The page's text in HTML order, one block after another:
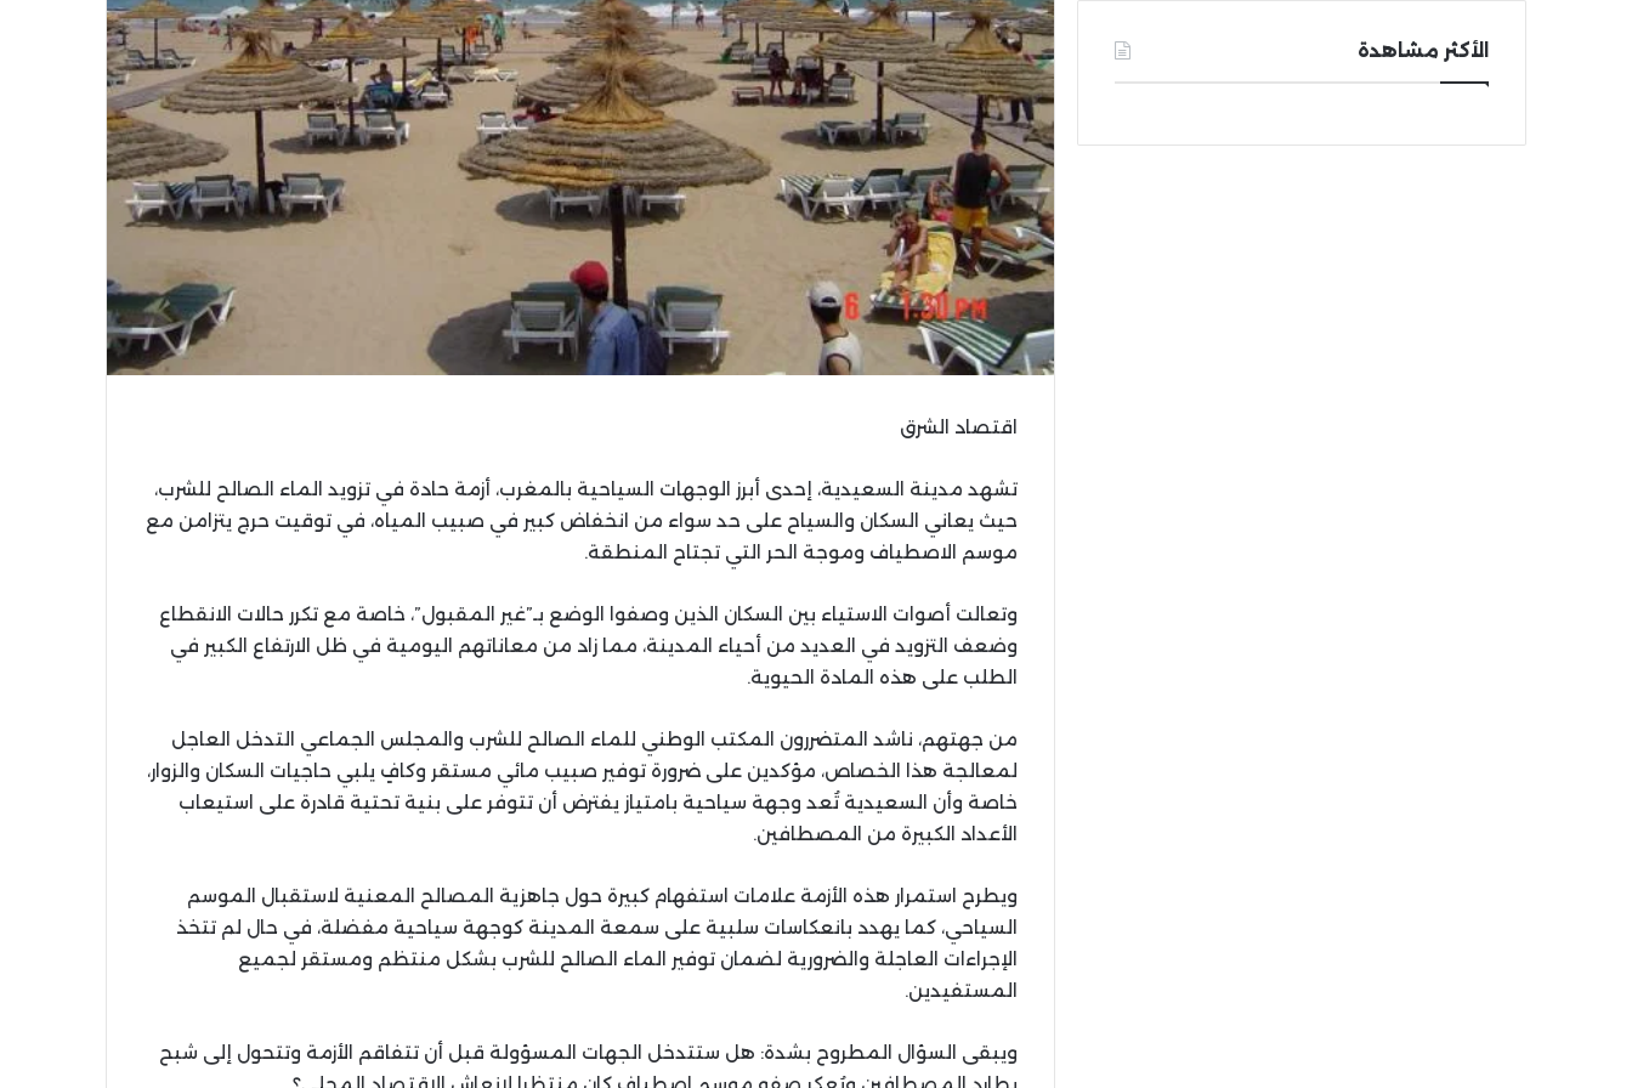
اقتصاد الشرق
تشهد مدينة السعيدية، إحدى أبرز الوجهات السياحية بالمغرب، أزمة حادة في تزويد الماء الصالح للشرب،
حيث يعاني السكان والسياح على حد سواء من انخفاض كبير في صبيب المياه، في توقيت حرج يتزامن مع
موسم الاصطياف وموجة الحر التي تجتاح المنطقة.
وتعالت أصوات الاستياء بين السكان الذين وصفوا الوضع بـ”غير المقبول”، خاصة مع تكرر حالات الانقطاع
وضعف التزويد في العديد من أحياء المدينة، مما زاد من معاناتهم اليومية في ظل الارتفاع الكبير في
الطلب على هذه المادة الحيوية.
من جهتهم، ناشد المتضررون المكتب الوطني للماء الصالح للشرب والمجلس الجماعي التدخل العاجل
لمعالجة هذا الخصاص، مؤكدين على ضرورة توفير صبيب مائي مستقر وكافٍ يلبي حاجيات السكان والزوار،
خاصة وأن السعيدية تُعد وجهة سياحية بامتياز يفترض أن تتوفر على بنية تحتية قادرة على استيعاب
الأعداد الكبيرة من المصطافين.
ويطرح استمرار هذه الأزمة علامات استفهام كبيرة حول جاهزية المصالح المعنية لاستقبال الموسم
السياحي، كما يهدد بانعكاسات سلبية على سمعة المدينة كوجهة سياحية مفضلة، في حال لم تتخذ
الإجراءات العاجلة والضرورية لضمان توفير الماء الصالح للشرب بشكل منتظم ومستقر لجميع
المستفيدين.
ويبقى السؤال المطروح بشدة: هل ستتدخل الجهات المسؤولة قبل أن تتفاقم الأزمة وتتحول إلى شبح
الأكثر مشاهدة